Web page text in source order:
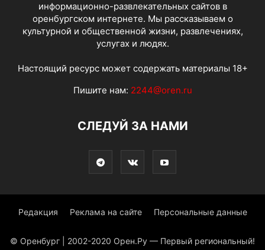
информационно-развлекательных сайтов в
оренбургском интернете. Мы рассказываем о
культурной и общественной жизни, развлечениях,
услугах и людях.
Настоящий ресурс может содержать материалы 18+
Пишите нам: 2244@oren.ru
СЛЕДУЙ ЗА НАМИ
Редакция Реклама на сайте Персональные данные
© Оренбург | 2002-2020 Орен.Ру — Первый региональный!